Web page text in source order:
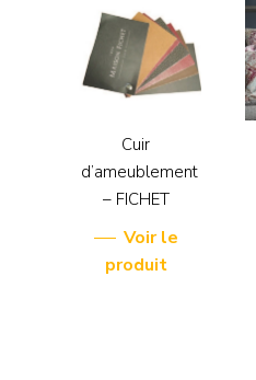
Cuir
d’ameublement
– FICHET
Voir le
produit